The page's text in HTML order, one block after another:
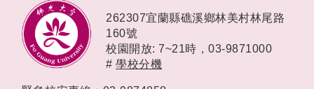
262307宜蘭縣礁溪鄉林美村林尾路
160號
校園開放: 7~21時， 03-9871000
# 學校分機